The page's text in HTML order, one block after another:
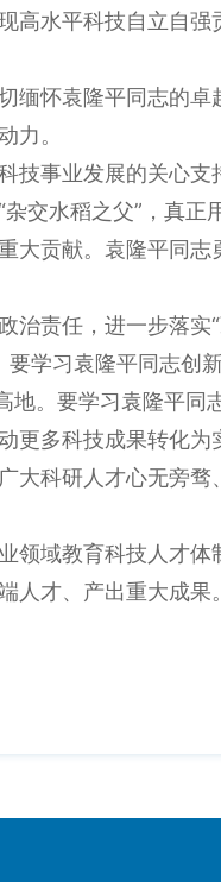
水平科技自立自
怀袁隆平同志的卓
力。
事业发展的关心支
交水稻之父”，真正
贡献。袁隆平同
责任，进一步落实“
学习袁隆平同志创
。要学习袁隆平
多科技成果转化
大科研人才心无旁
域教育科技人才体
才、产出重大成果。